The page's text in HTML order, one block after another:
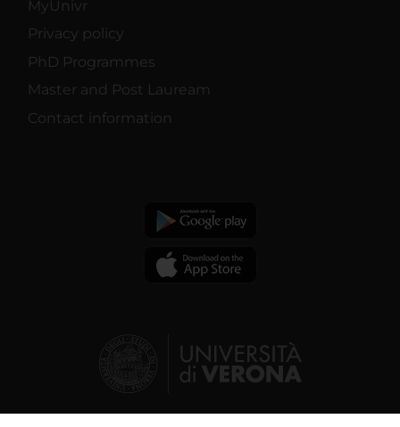
MyUnivr
Privacy policy
PhD Programmes
Master and Post Lauream
Contact information